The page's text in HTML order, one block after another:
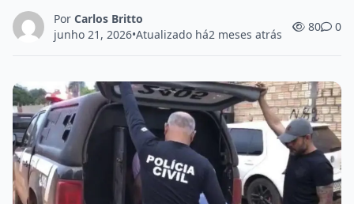
Por Carlos Britto
junho 21, 2026•Atualizado há2 meses atrás
80 0